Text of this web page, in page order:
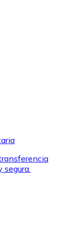
en tu tienda más
comprar